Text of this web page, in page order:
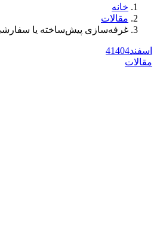
خانه
مقالات
غرفه‌سازی پیش‌ساخته یا
اسفند 41404
مقالات